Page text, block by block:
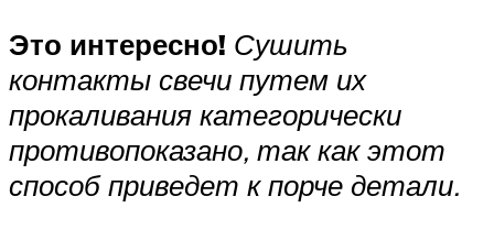
Это интересно! Сушить
контакты свечи путем их
прокаливания категорически
противопоказано, так как этот
способ приведет к порче детали.